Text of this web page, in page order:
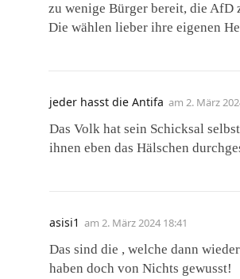
zu wenige Bürger bereit, die AfD
Die wählen lieber ihre eigenen
jeder hasst die Antifa am 2. März
Das Volk hat sein Schicksal
ihnen eben das Hälschen
asisi1 am 2. März 2024 18:41
Das sind die , welche dann
haben doch von Nichts gewusst!